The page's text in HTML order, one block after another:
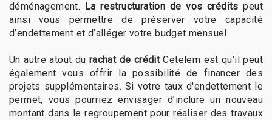
déménagement.
La restructuration de vos crédits peut
ainsi vous permettre de préserver votre capacité
d’endettement et d’alléger votre budget mensuel.
Un autre atout du rachat de créditCetelem est qu'il peut
également vous offrir la possibilité de financer des
projets supplémentaires. Si votre taux d'endettement le
permet, vous pourriez envisager d’inclure un nouveau
montant dans le regroupement pour réaliser des travaux